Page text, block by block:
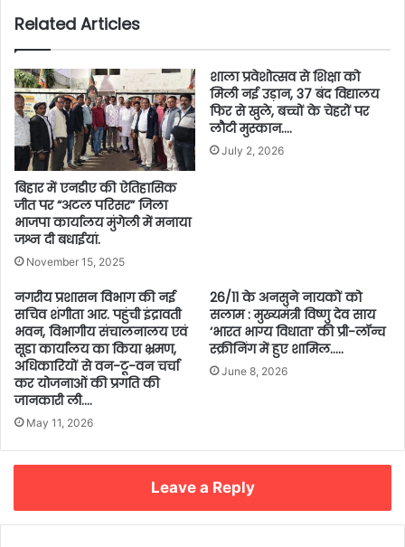
Related Articles
बिहार में एनडीए की ऐतिहासिक
जीत पर “अटल परिसर” जिला
भाजपा कार्यालय मुंगेली में मनाया
जश्न दी बधाईयां.
November 15, 2025
शाला प्रवेशोत्सव से शिक्षा को
मिली नई उड़ान, 37 बंद विद्यालय
फिर से खुले, बच्चों के चेहरों पर
लौटी मुस्कान….
July 2, 2026
नगरीय प्रशासन विभाग की नई
सचिव शंगीता आर. पहुंची इंद्रावती
भवन, विभागीय संचालनालय एवं
सूडा कार्यालय का किया भ्रमण,
अधिकारियों से वन-टू-वन चर्चा
कर योजनाओं की प्रगति की
जानकारी ली….
May 11, 2026
26/11 के अनसुने नायकों को
सलाम : मुख्यमंत्री विष्णु देव साय
‘भारत भाग्य विधाता’ की प्री-लॉन्च
स्क्रीनिंग में हुए शामिल…..
June 8, 2026
Leave a Reply